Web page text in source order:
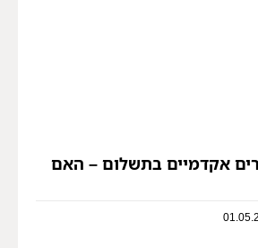
אקדמיים בתשלום – האם